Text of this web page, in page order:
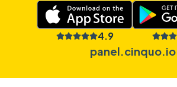
4.9
panel.cinquo.io